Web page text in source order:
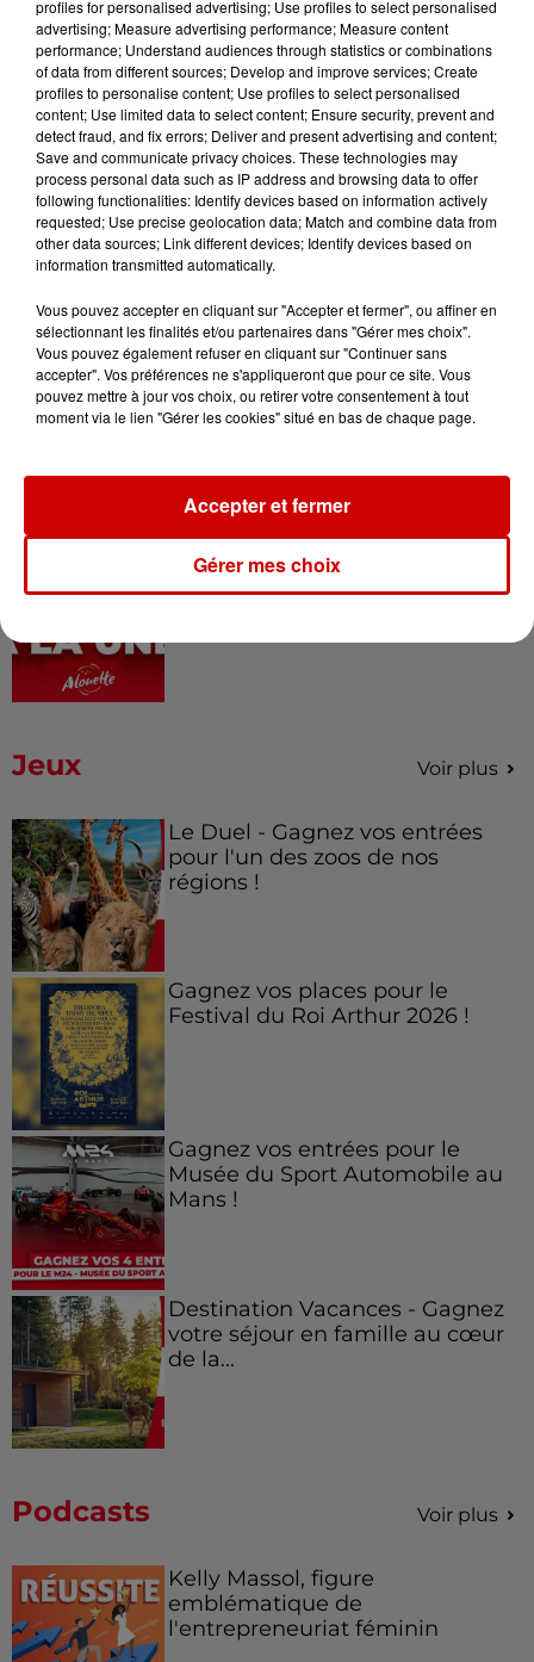
Infos Voir plus
17h06
Pape Léon XIV en France : quel
est son programme ?
15h54
Limoges : un bébé d'un mois
appartement...
15h02
Éclipse solaire : découvrez les
du...
11h51
Jeux Voir plus
Le Duel - Gagnez vos entrées
pour l'un des zoos de nos
régions !
Gagnez vos places pour le
Festival du Roi Arthur 2026 !
Gagnez vos entrées pour le
Musée du Sport Automobile au
Mans !
Destination Vacances - Gagnez
votre séjour en famille au cœur
de la...
Podcasts Voir plus
Kelly Massol, figure
emblématique de
l'entrepreneuriat féminin
profiles for personalised advertising; Use profiles to select personalised
advertising; Measure advertising performance; Measure content
performance; Understand audiences through statistics or combinations
of data from different sources; Develop and improve services; Create
profiles to personalise content; Use profiles to select personalised
content; Use limited data to select content; Ensure security, prevent and
detect fraud, and fix errors; Deliver and present advertising and content;
Save and communicate privacy choices. These technologies may
process personal data such as IP address and browsing data to offer
following functionalities: Identify devices based on information actively
requested; Use precise geolocation data; Match and combine data from
other data sources; Link different devices; Identify devices based on
information transmitted automatically.
Vous pouvez accepter en cliquant sur "Accepter et fermer", ou affiner en
sélectionnant les finalités et/ou partenaires dans "Gérer mes choix".
Vous pouvez également refuser en cliquant sur "Continuer sans
accepter". Vos préférences ne s'appliqueront que pour ce site. Vous
pouvez mettre à jour vos choix, ou retirer votre consentement à tout
moment via le lien "Gérer les cookies" situé en bas de chaque page.
Gérer mes choix
Accepter et fermer